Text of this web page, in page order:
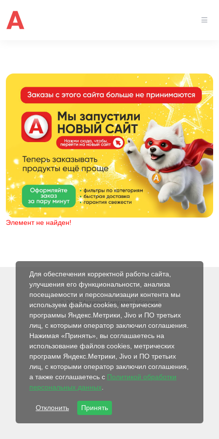
Элемент не найден!
© 2026 Интернет-магазин Абсолют
Для обеспечения корректной работы сайта,
улучшения его функциональности, анализа
посещаемости и персонализации контента мы
используем файлы cookies, метрические
программы Яндекс.Метрики, Jivo и ПО третьих
лиц, с которыми оператор заключил соглашения.
Нажимая «Принять», вы соглашаетесь на
использование файлов cookies, метрических
программ Яндекс.Метрики, Jivo и ПО третьих
лиц, с которыми оператор заключил соглашения,
а также соглашаетесь с Политикой обработки
персональных данных
Отклонить Принять